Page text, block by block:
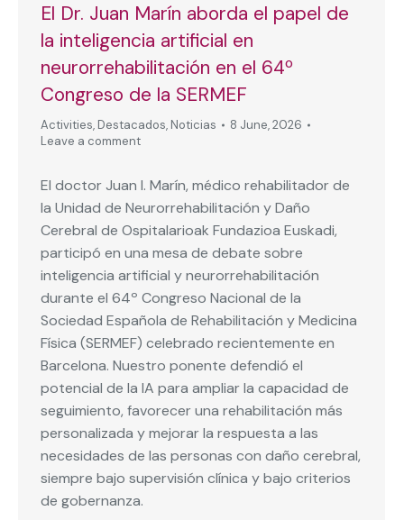
El Dr. Juan Marín aborda el papel de
la inteligencia artificial en
neurorrehabilitación en el 64º
Congreso de la SERMEF
Activities, Destacados, Noticias
8 June, 2026
Leave a comment
El doctor Juan I. Marín, médico rehabilitador de
la Unidad de Neurorrehabilitación y Daño
Cerebral de Ospitalarioak Fundazioa Euskadi,
participó en una mesa de debate sobre
inteligencia artificial y neurorrehabilitación
durante el 64º Congreso Nacional de la
Sociedad Española de Rehabilitación y Medicina
Física (SERMEF) celebrado recientemente en
Barcelona. Nuestro ponente defendió el
potencial de la IA para ampliar la capacidad de
seguimiento, favorecer una rehabilitación más
personalizada y mejorar la respuesta a las
necesidades de las personas con daño cerebral,
siempre bajo supervisión clínica y bajo criterios
de gobernanza.